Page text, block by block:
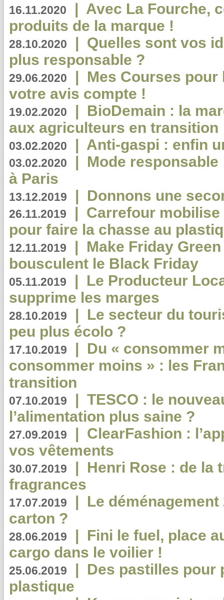
16.11.2020 | Avec La Fourche,
produits de la marque !
28.10.2020 | Quelles sont vos
plus responsable ?
29.06.2020 | Mes Courses pour
votre avis compte !
19.02.2020 | BioDemain : la
aux agriculteurs en transition
03.02.2020 | Anti-gaspi : enfin
03.02.2020 | Mode
à Paris
13.12.2019 | Donnons une
26.11.2019 | Carrefour
pour faire la chasse au
12.11.2019 | Make Friday
bousculent le Black Friday
05.11.2019 | Le Producteur
supprime les marges
28.10.2019 | Le secteur du
peu plus écolo ?
17.10.2019 | Du « consommer
consommer moins » : les
transition
07.10.2019 | TESCO : le
l’alimentation plus saine ?
27.09.2019 | ClearFashion :
vos vêtements
30.07.2019 | Henri Rose : de la
fragrances
17.07.2019 | Le
carton ?
28.06.2019 | Fini le fuel, place
cargo dans le voilier !
25.06.2019 | Des pastilles pour
plastique